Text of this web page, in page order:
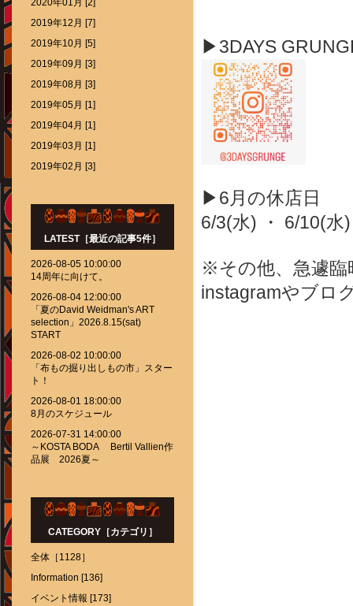
▶3DAYS
▶6月の休店日
6/3(水) ・ 6/10(
※その他、急遽臨
instagramやブロ
2020年01月 [2]
2019年12月 [7]
2019年10月 [5]
2019年09月 [3]
2019年08月 [3]
2019年05月 [1]
2019年04月 [1]
2019年03月 [1]
2019年02月 [3]
LATEST［最近の記事5件］
2026-08-05 10:00:00
14周年に向けて。
2026-08-04 12:00:00
「夏のDavid Weidman's ART
selection」2026.8.15(sat)
START
2026-08-02 10:00:00
「布もの掘り出しもの市」スター
ト！
2026-08-01 18:00:00
8月のスケジュール
2026-07-31 14:00:00
～KOSTA BODA Bertil Vallien作
品展 2026夏～
CATEGORY［カテゴリ］
全体［1128］
Information [136]
イベント情報 [173]